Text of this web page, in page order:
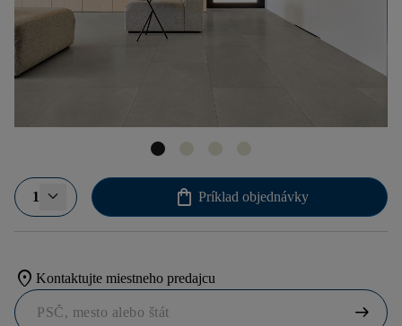
1 shopping_bag Príklad objednávky
location_on Kontaktujte miestneho predajcu
arrow_right_alt